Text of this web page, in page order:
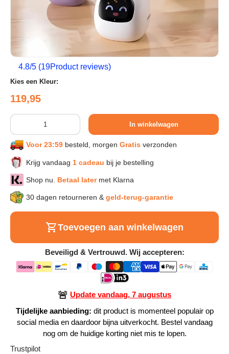
Sport & Herstel
Wonen & Interieur
Kids & Speelgoed
Huishouden & Schoonmaak
Keuken & Koken
Verlichting & Sfeer
Alle Producten
Alle collecties
Volg je bestelling
4.8/5 (19Product reviews)
Kies een Kleur:
Reguliere prijs
119,95
Aantal
In winkelwagen
Voor 23:59 besteld, morgen Gratis verzonden
Krijg vandaag 1 cadeau bij je bestelling
Shop nu. Betaal latermet Klarna
30 dagen retourneren & geld-terug-garantie
Toevoegen aan winkelwagen
Beveiligd & Vertrouwd. Wij accepteren:
🚨 Update vandaag, 7 augustus
Tijdelijke aanbieding: dit product is momenteel populair op
social media en daardoor bijna uitverkocht. Bestel vandaag
nog om de huidige korting niet mis te lopen.
Trustpilot